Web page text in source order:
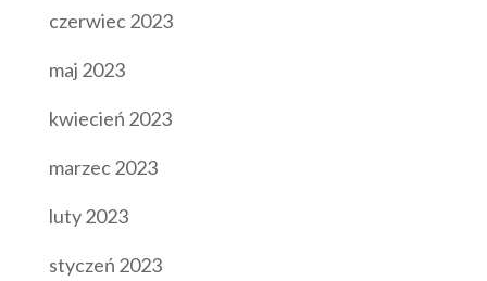
czerwiec 2023
maj 2023
kwiecień 2023
marzec 2023
luty 2023
styczeń 2023